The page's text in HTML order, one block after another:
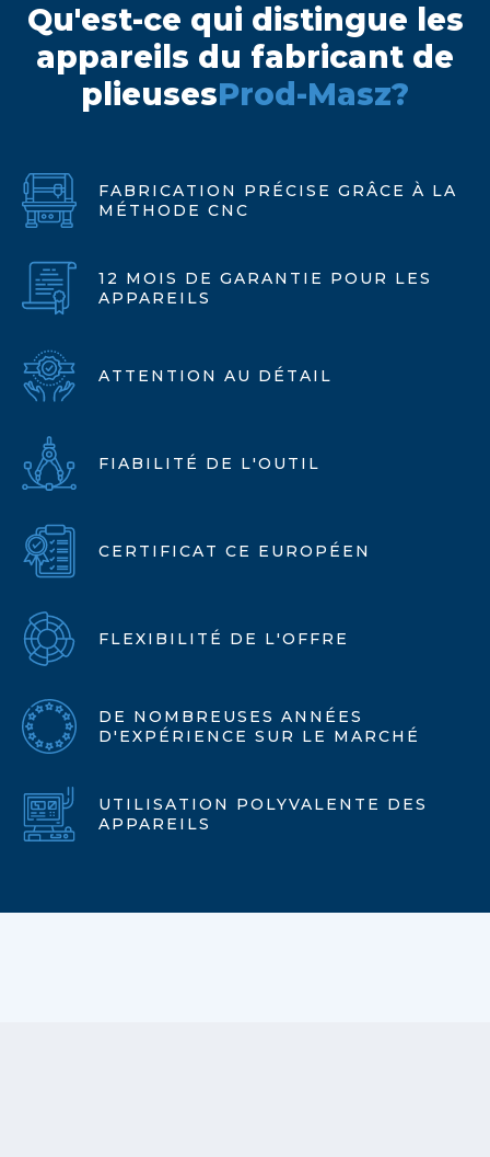
Qu'est-ce qui distingue les
appareils du fabricant de
plieusesProd-Masz?
FABRICATION PRÉCISE GRÂCE À LA
MÉTHODE CNC
12 MOIS DE GARANTIE POUR LES
APPAREILS
ATTENTION AU DÉTAIL
FIABILITÉ DE L'OUTIL
CERTIFICAT CE EUROPÉEN
FLEXIBILITÉ DE L'OFFRE
DE NOMBREUSES ANNÉES
D'EXPÉRIENCE SUR LE MARCHÉ
UTILISATION POLYVALENTE DES
APPAREILS